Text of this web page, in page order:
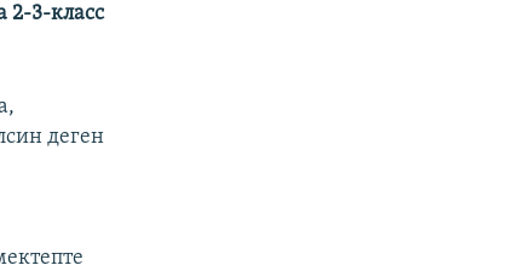
2-3-класс
деген